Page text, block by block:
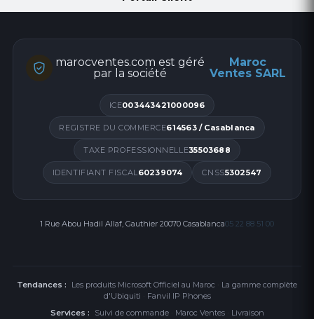
marocventes.com est géré
par la société
Maroc
Ventes SARL
ICE003443421000096
REGISTRE DU COMMERCE614563 / Casablanca
TAXE PROFESSIONNELLE35503688
IDENTIFIANT FISCAL60239074 CNSS5302547
1 Rue Abou Hadil Allaf, Gauthier 20070 Casablanca05 22 88 51 00
Tendances : Les produits Microsoft Officiel au Maroc · La gamme complète
d'Ubiquiti · Fanvil IP Phones
Services :
Suivi de commande· Maroc Ventes· Livraison